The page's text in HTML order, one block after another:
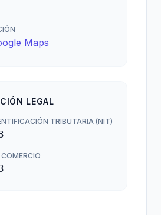
Maps
LEGAL
TRIBUTARIA (NIT)